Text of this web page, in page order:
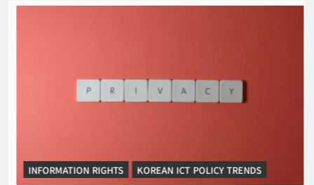
INFORMATION RIGHTS KOREAN ICT POLICY TRENDS